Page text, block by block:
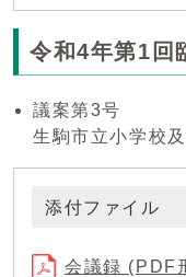
令和4年第1回
議案第3号
生駒市立小学校
添付ファイル
会議録 (PDF